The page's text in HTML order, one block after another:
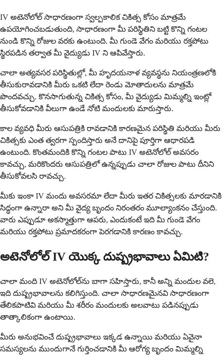
IV అటెనోలోల్ సాధారణంగా స్వల్పకాలిక చికిత్స కోసం మాత్రమే
ఉపయోగించబడుతుంది, సాధారణంగా మీ పరిస్థితిని బట్టి కొన్ని గంటల
నుండి కొన్ని రోజుల వరకు ఉంటుంది. మీ గుండె వేగం మరియు రక్తపోటు
స్థిరపడిన తర్వాత మీ వైద్యుడు IV ని ఆపివేస్తారు.
చాలా అత్యవసర పరిస్థితుల్లో, మీ హృదయనాళ వ్యవస్థను నియంత్రణలోకి
తీసుకురావడానికి మీరు ఒకటి లేదా రెండు మోతాదులను మాత్రమే
పొందవచ్చు. కొనసాగుతున్న చికిత్స కోసం, మీ వైద్యుడు మిమ్మల్ని ఇంట్లో
తీసుకోవడానికి వీలుగా ఉండే నోటి మందులకు మారుస్తారు.
కాల వ్యవధి మీరు ఆసుపత్రికి రావడానికి కారణమైన పరిస్థితి మరియు మీరు
చికిత్సకు ఎంత త్వరగా స్పందిస్తారు అనే దానిపై పూర్తిగా ఆధారపడి
ఉంటుంది. కొంతమందికి కొన్ని గంటల పాటు IV అటెనోలోల్ అవసరం
కావచ్చు, మరికొందరు ఆసుపత్రిలో ఉన్నప్పుడు చాలా రోజుల పాటు దీనిని
తీసుకోవలసి రావచ్చు.
మీకు ఇంకా IV మందు అవసరమా లేదా మీరు ఇతర చికిత్సలకు మారడానికి
సిద్ధంగా ఉన్నారా అని మీ వైద్య బృందం నిరంతరం మూల్యాంకనం చేస్తుంది.
వారు ఎప్పుడూ అకస్మాత్తుగా ఆపరు, ఎందుకంటే ఇది మీ గుండె వేగం
మరియు రక్తపోటు ప్రమాదకరంగా పెరగడానికి కారణం కావచ్చు.
అటెనోలోల్ IV యొక్క దుష్ప్రభావాలు ఏమిటి?
చాలా మంది IV అటెనోలోల్‌ను బాగా సహిస్తారు, కానీ అన్ని మందుల వలె,
ఇది దుష్ప్రభావాలను కలిగిస్తుంది. చాలా సాధారణమైనవి సాధారణంగా
తేలికపాటివి మరియు మీ శరీరం మందులకు అలవాటు పడినప్పుడు
తాత్కాలికంగా ఉంటాయి.
మీరు అనుభవించే దుష్ప్రభావాలు ఇక్కడ ఉన్నాయి మరియు ఏవైనా
సమస్యలను ముందుగానే గుర్తించడానికి మీ ఆరోగ్య బృందం మిమ్మల్ని